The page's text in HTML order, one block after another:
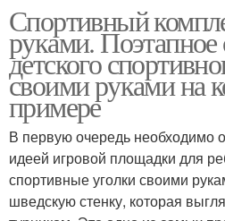
Спортивный
руками. Поэтапное
детского
своими руками на
примере
В первую очередь необходимо
идеей игровой площадки для
спортивные уголки своими
шведскую стенку, которая